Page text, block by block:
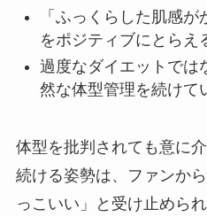
「ふっくらした肌感
をポジティブにとらえ
過度なダイエットでは
然な体型管理を続けて
体型を批判されても意に
続ける姿勢は、ファンか
っこいい」と受け止められ